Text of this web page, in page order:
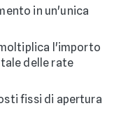
in un'unica
l'importo
delle rate
fissi di apertura